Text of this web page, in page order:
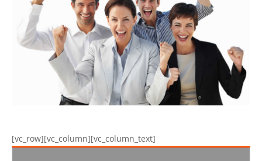
[vc_row][vc_column][vc_column_text]